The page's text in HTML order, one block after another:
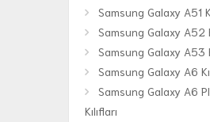
Samsung Galaxy A51
Samsung Galaxy A52
Samsung Galaxy A53
Samsung Galaxy A6
Samsung Galaxy A6
Kılıfları